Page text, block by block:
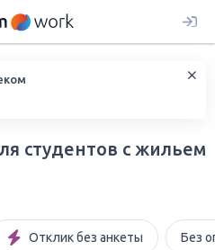
студентов с жильем
Отклик без анкеты Без